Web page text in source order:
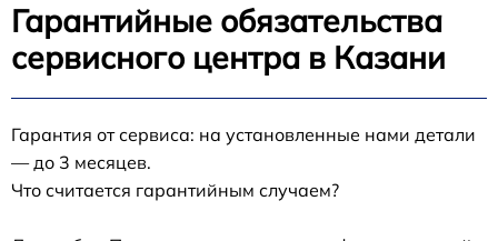
Гарантийные обязательства
сервисного центра в Казани
Гарантия от сервиса: на установленные нами детали
— до 3 месяцев.
Что считается гарантийным случаем?